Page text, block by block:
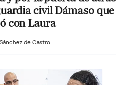
civil Dámaso que
con Laura
de Castro